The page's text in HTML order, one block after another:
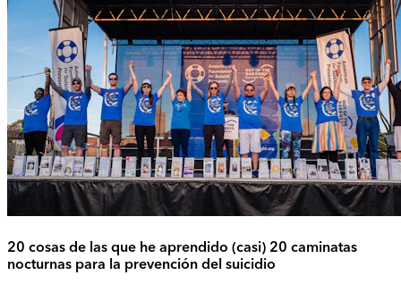
20 cosas de las que he aprendido (casi) 20 caminatas
nocturnas para la prevención del suicidio